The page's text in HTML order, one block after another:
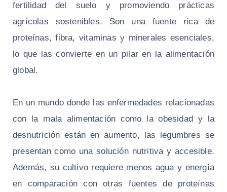
fertilidad del suelo y promoviendo prácticas
agrícolas sostenibles. Son una fuente rica de
proteínas, fibra, vitaminas y minerales esenciales,
lo que las convierte en un pilar en la alimentación
global.
En un mundo donde las enfermedades relacionadas
con la mala alimentación como la obesidad y la
desnutrición están en aumento, las legumbres se
presentan como una solución nutritiva y accesible.
Además, su cultivo requiere menos agua y energía
en comparación con otras fuentes de proteínas